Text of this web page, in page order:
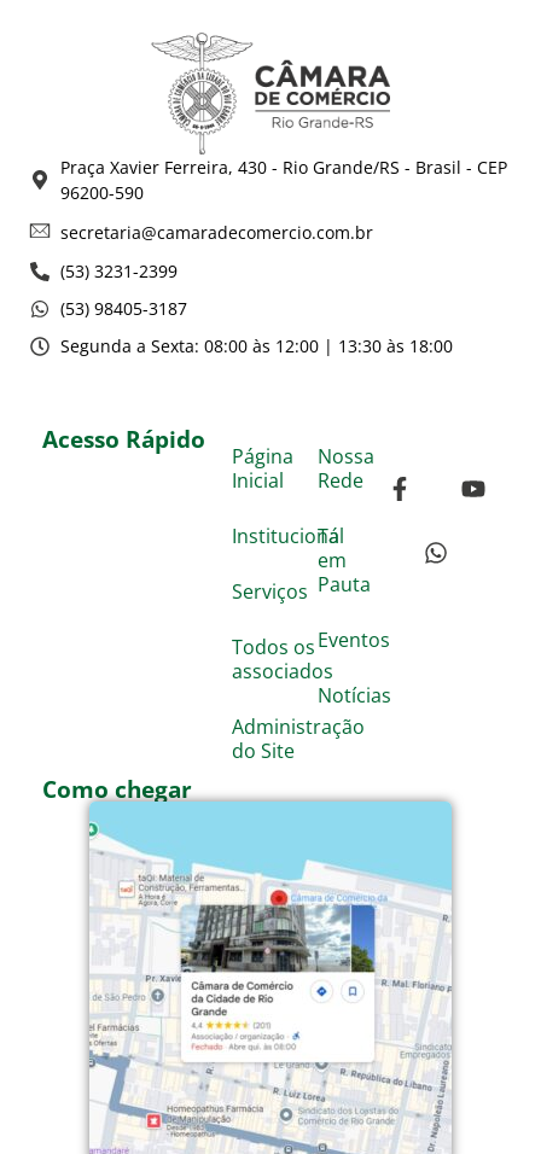
Praça Xavier Ferreira, 430 - Rio Grande/RS - Brasil - CEP
96200-590
secretaria@camaradecomercio.com.br
(53) 3231-2399
(53) 98405-3187
Segunda a Sexta: 08:00 às 12:00 | 13:30 às 18:00
Acesso Rápido
Página
Inicial
Institucional
Serviços
Todos os
associados
Administração
do Site
Nossa
Rede
Tá
em
Pauta
Eventos
Notícias
Como chegar